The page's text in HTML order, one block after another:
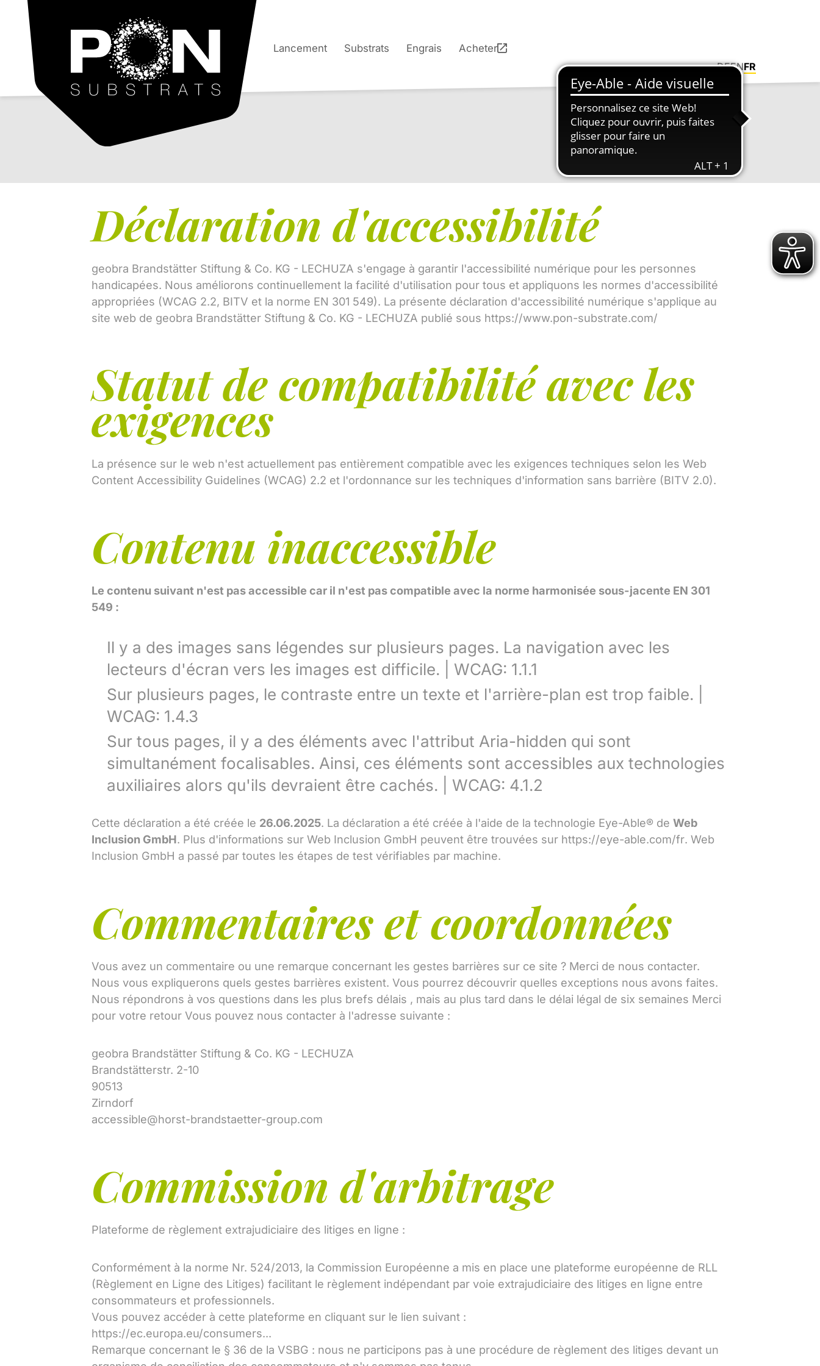
PON
Substrates
Lancement Substrats Engrais
Acheter
DEENFR
Déclaration d'accessibilité
geobra Brandstätter Stiftung & Co. KG - LECHUZA s'engage à garantir l'accessibilité numérique pour les personnes
handicapées. Nous améliorons continuellement la facilité d'utilisation pour tous et appliquons les normes d'accessibilité
appropriées (WCAG 2.2, BITV et la norme EN 301 549). La présente déclaration d'accessibilité numérique s'applique au
site web de geobra Brandstätter Stiftung & Co. KG - LECHUZA publié sous https://www.pon-substrate.com/
Statut de compatibilité avec les
exigences
La présence sur le web n'est actuellement pas entièrement compatible avec les exigences techniques selon les Web
Content Accessibility Guidelines (WCAG) 2.2 et l'ordonnance sur les techniques d'information sans barrière (BITV 2.0).
Contenu inaccessible
Le contenu suivant n'est pas accessible car il n'est pas compatible avec la norme harmonisée sous-jacente EN 301
549 :
Il y a des images sans légendes sur plusieurs pages. La navigation avec les
lecteurs d'écran vers les images est difficile. | WCAG: 1.1.1
Sur plusieurs pages, le contraste entre un texte et l'arrière-plan est trop faible. |
WCAG: 1.4.3
Sur tous pages, il y a des éléments avec l'attribut Aria-hidden qui sont
simultanément focalisables. Ainsi, ces éléments sont accessibles aux technologies
auxiliaires alors qu'ils devraient être cachés. | WCAG: 4.1.2
Cette déclaration a été créée le 26.06.2025. La déclaration a été créée à l'aide de la technologie Eye-Able® deWeb
Inclusion GmbH. Plus d'informations sur Web Inclusion GmbH peuvent être trouvées sur https://eye-able.com/fr. Web
Inclusion GmbH a passé par toutes les étapes de test vérifiables par machine.
Commentaires et coordonnées
Vous avez un commentaire ou une remarque concernant les gestes barrières sur ce site ? Merci de nous contacter.
Nous vous expliquerons quels gestes barrières existent. Vous pourrez découvrir quelles exceptions nous avons faites.
Nous répondrons à vos questions dans les plus brefs délais , mais au plus tard dans le délai légal de six semaines Merci
pour votre retour Vous pouvez nous contacter à l'adresse suivante :
geobra Brandstätter Stiftung & Co. KG - LECHUZA
Brandstätterstr. 2-10
90513
Zirndorf
accessible@horst-brandstaetter-group.com
Commission d'arbitrage
Plateforme de règlement extrajudiciaire des litiges en ligne :
Conformément à la norme Nr. 524/2013, la Commission Européenne a mis en place une plateforme européenne de RLL
(Règlement en Ligne des Litiges) facilitant le règlement indépendant par voie extrajudiciaire des litiges en ligne entre
consommateurs et professionnels.
Vous pouvez accéder à cette plateforme en cliquant sur le lien suivant :
https://ec.europa.eu/consumers...
Remarque concernant le § 36 de la VSBG : nous ne participons pas à une procédure de règlement des litiges devant un